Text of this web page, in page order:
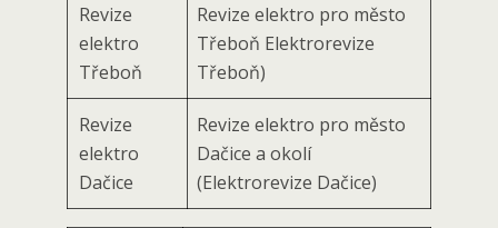
Revize
elektro
Třeboň
Revize elektro pro město
Třeboň Elektrorevize
Třeboň)
Revize
elektro
Dačice
Revize elektro pro město
Dačice a okolí
(Elektrorevize Dačice)